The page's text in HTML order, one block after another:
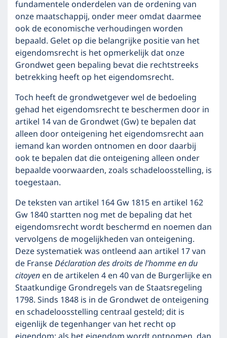
fundamentele onderdelen van de ordening van
onze maatschappij, onder meer omdat daarmee
ook de economische verhoudingen worden
bepaald. Gelet op die belangrijke positie van het
eigendomsrecht is het opmerkelijk dat onze
Grondwet geen bepaling bevat die rechtstreeks
betrekking heeft op het eigendomsrecht.
Toch heeft de grondwetgever wel de bedoeling
gehad het eigendomsrecht te beschermen door in
artikel 14 van de Grondwet (Gw) te bepalen dat
alleen door onteigening het eigendomsrecht aan
iemand kan worden ontnomen en door daarbij
ook te bepalen dat die onteigening alleen onder
bepaalde voorwaarden, zoals schadeloosstelling, is
toegestaan.
De teksten van artikel 164 Gw 1815 en artikel 162
Gw 1840 startten nog met de bepaling dat het
eigendomsrecht wordt beschermd en noemen dan
vervolgens de mogelijkheden van onteigening.
Deze systematiek was ontleend aan artikel 17 van
de FranseDéclaration des droits de l’homme en du
citoyenen de artikelen 4 en 40 van de Burgerlijke en
Staatkundige Grondregels van de Staatsregeling
1798. Sinds 1848 is in de Grondwet de onteigening
en schadeloosstelling centraal gesteld; dit is
eigenlijk de tegenhanger van het recht op